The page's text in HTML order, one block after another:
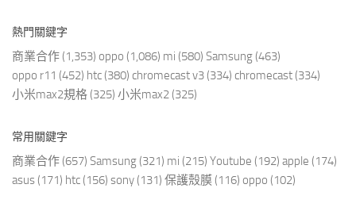
熱門關鍵字
商業合作 (1,353) oppo (1,086) mi (580) Samsung (463)
oppo r11 (452) htc (380) chromecast v3 (334) chromecast (334)
小米max2規格 (325) 小米max2 (325)
常用關鍵字
商業合作 (657) Samsung (321) mi (215) Youtube (192) apple (174)
asus (171) htc (156) sony (131) 保護殼膜 (116) oppo (102)